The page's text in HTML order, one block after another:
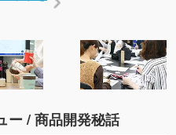
ー / 商品開発秘話